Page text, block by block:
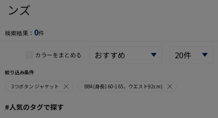
ンズ
検索結果： 0件
カラーをまとめる
絞り込み条件
3つボタン ジャケット
BB4(身長160-165、ウエスト92cm)
#人気のタグで探す